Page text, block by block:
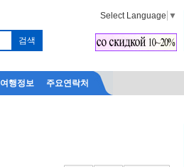
Select Language ▼
여행정보 주요연락처